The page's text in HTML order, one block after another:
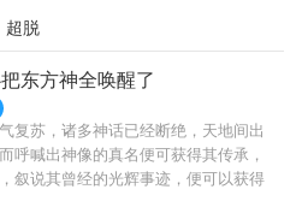
倍增幅为八奇迹：通天箓... 上品法器
幅为灵器：青龙剑……
超脱
东方神全唤醒了
复苏，诸多神话已经断绝，天地间出
呼喊出神像的真名便可获得其传承，
叙说其曾经的光辉事迹，便可以获得